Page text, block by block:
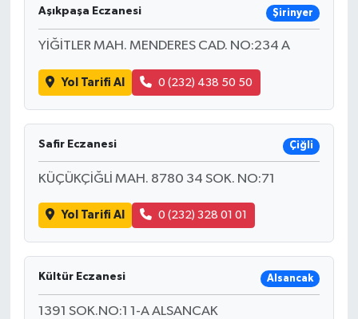
Aşıkpaşa Eczanesi Şirinyer
YİĞİTLER MAH. MENDERES CAD. NO:234 A
Yol Tarifi Al 0 (232) 438 50 50
Safir Eczanesi Çiğli
KÜÇÜKÇİĞLİ MAH. 8780 34 SOK. NO:71
Yol Tarifi Al 0 (232) 328 01 01
Kültür Eczanesi Alsancak
1391 SOK.NO:1 1-A ALSANCAK